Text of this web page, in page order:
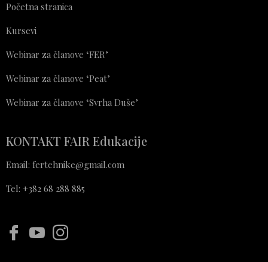
Početna stranica
Kursevi
Webinar za članove ‘FER’
Webinar za članove ‘Peat’
Webinar za članove ‘Svrha Duše’
KONTAKT FAIR Edukacije
Email: fertehnike@gmail.com
Tel: +382 68 288 885